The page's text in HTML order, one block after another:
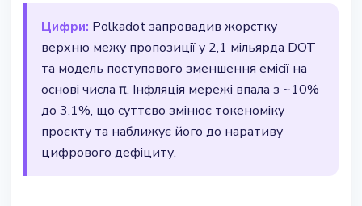
Цифри: Polkadot запровадив жорстку
верхню межу пропозиції у 2,1 мільярда DOT
та модель поступового зменшення емісії на
основі числа π. Інфляція мережі впала з ~10%
до 3,1%, що суттєво змінює токеноміку
проєкту та наближує його до наративу
цифрового дефіциту.